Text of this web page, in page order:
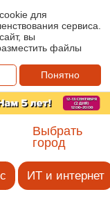
для
сервиса.
вы
файлы
Понятно
Выбрать
город
ИТ и интернет